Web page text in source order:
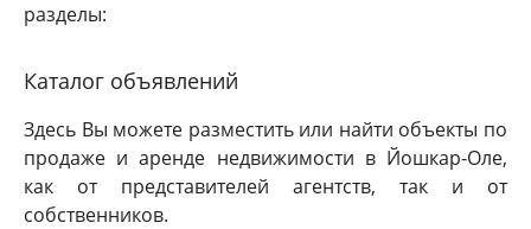
разделы:
Каталог объявлений
Здесь Вы можете разместить или найти объекты по
продаже и аренде недвижимости в Йошкар-Оле,
как от представителей агентств, так и от
собственников.